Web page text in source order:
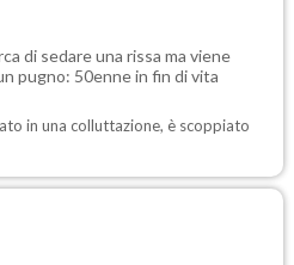
di sedare una rissa ma viene
pugno: 50enne in fin di vita
in una colluttazione, è scoppiato